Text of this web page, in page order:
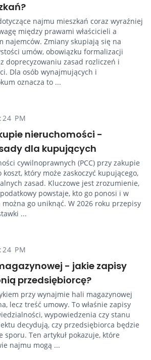
najmu mieszkań coraz wyraźniej
między prawami właścicieli a
najemców. Zmiany skupiają się na
umów, obowiązku formalizacji
doprecyzowaniu zasad rozliczeń i
Dla osób wynajmujących i
oznacza to ...
PM
nieruchomości -
dla kupujących
cywilnoprawnych (PCC) przy zakupie
który może zaskoczyć kupującego,
zasad. Kluczowe jest zrozumienie,
powstaje, kto go ponosi i w
go uniknąć. W 2026 roku przepisy
...
PM
- jakie zapisy
przedsiębiorcę?
przy wynajmie hali magazynowej
lecz treść umowy. To właśnie zapisy
wypowiedzenia czy stanu
decydują, czy przedsiębiorca będzie
sporu. Ten artykuł pokazuje, które
najmu mogą ...